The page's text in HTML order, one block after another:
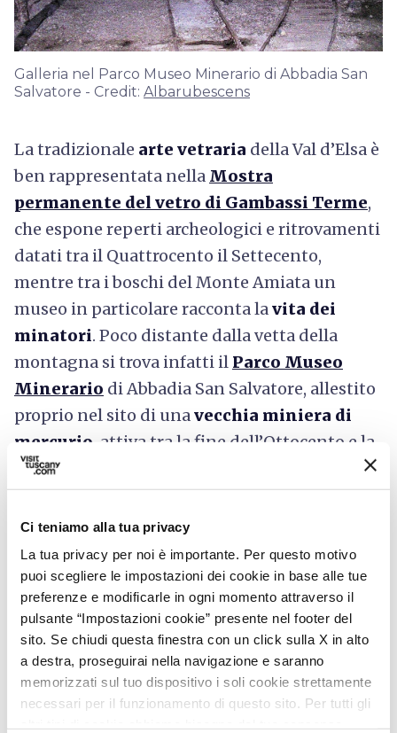
Ci teniamo alla tua privacy
La tua privacy per noi è importante. Per questo motivo
puoi scegliere le impostazioni dei cookie in base alle tue
preferenze e modificarle in ogni momento attraverso il
pulsante “Impostazioni cookie” presente nel footer del
sito. Se chiudi questa finestra con un click sulla X in alto
a destra, proseguirai nella navigazione e saranno
memorizzati sul tuo dispositivo i soli cookie strettamente
necessari per il funzionamento di questo sito. Per tutti gli
Galleria nel Parco Museo Minerario di Abbadia San
Salvatore - Credit: Albarubescens
La tradizionale arte vetraria della Val d’Elsa è
ben rappresentata nella Mostra
permanente del vetro di Gambassi Terme,
che espone reperti archeologici e ritrovamenti
datati tra il Quattrocento il Settecento,
mentre tra i boschi del Monte Amiata un
museo in particolare racconta lavita dei
minatori. Poco distante dalla vetta della
montagna si trova infatti il Parco Museo
Minerario di Abbadia San Salvatore, allestito
proprio nel sito di unavecchia miniera di
mercurio , attiva tra la fine dell’Ottocento e la
seconda metà del secolo scorso. Il percorso,
incentrato sulla difficile routine dei lavoratori,
si conclude con un viaggio nel sottosuolo,
seduti in un autentico vagone dei minatori.
Musica, poesia e contemporaneità: i
musei delle arti